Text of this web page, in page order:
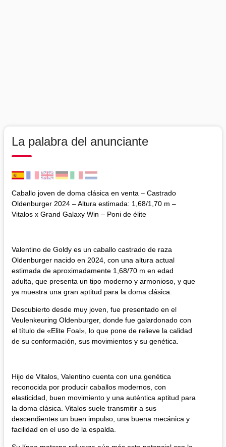
La palabra del anunciante
Caballo joven de doma clásica en venta – Castrado
Oldenburger 2024 – Altura estimada: 1,68/1,70 m –
Vitalos x Grand Galaxy Win – Poni de élite
Valentino de Goldy es un caballo castrado de raza
Oldenburger nacido en 2024, con una altura actual
estimada de aproximadamente 1,68/70 m en edad
adulta, que presenta un tipo moderno y armonioso, y que
ya muestra una gran aptitud para la doma clásica.
Descubierto desde muy joven, fue presentado en el
Veulenkeuring Oldenburger, donde fue galardonado con
el título de «Elite Foal», lo que pone de relieve la calidad
de su conformación, sus movimientos y su genética.
Hijo de Vitalos, Valentino cuenta con una genética
reconocida por producir caballos modernos, con
elasticidad, buen movimiento y una auténtica aptitud para
la doma clásica. Vitalos suele transmitir a sus
descendientes un buen impulso, una buena mecánica y
facilidad en el uso de la espalda.